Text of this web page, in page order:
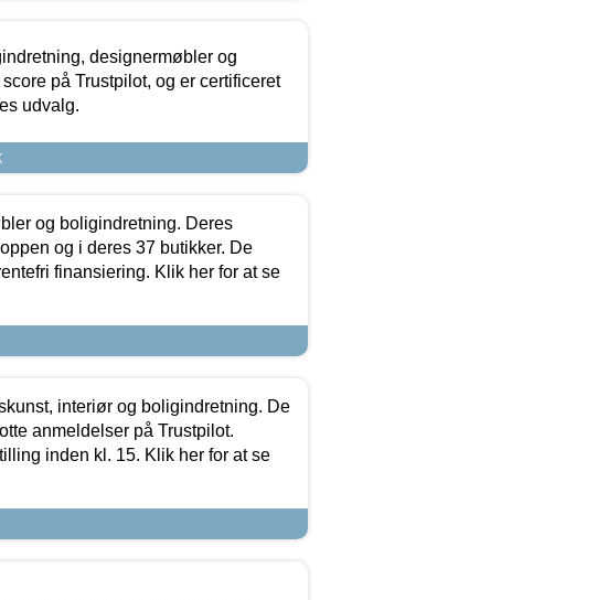
designermøbler og
på Trustpilot, og er certificeret
udvalg.
og boligindretning. Deres
og i deres 37 butikker. De
finansiering. Klik her for at se
interiør og boligindretning. De
anmeldelser på Trustpilot.
inden kl. 15. Klik her for at se